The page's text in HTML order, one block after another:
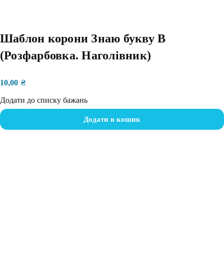
Шаблон корони Знаю букву В
(Розфарбовка. Наголівник)
10,00 ₴
Додати до списку бажань
Додати в кошик